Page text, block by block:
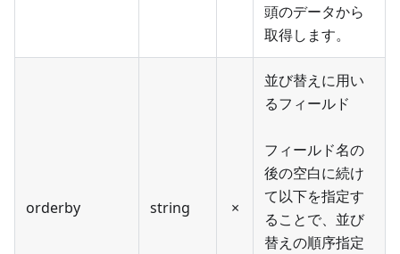
頭のデータから
取得します。
orderby string ×
並び替えに用い
るフィールド
フィールド名の
後の空白に続け
て以下を指定す
ることで、並び
替えの順序指定